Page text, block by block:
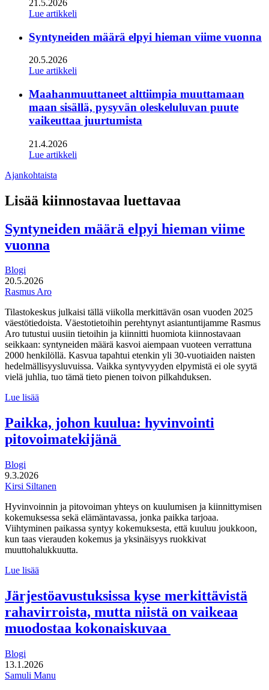
21.5.2026
Lue artikkeli
Syntyneiden määrä elpyi hieman viime vuonna
20.5.2026
Lue artikkeli
Maahanmuuttaneet alttiimpia muuttamaan
maan sisällä, pysyvän oleskeluluvan puute
vaikeuttaa juurtumista
21.4.2026
Lue artikkeli
Ajankohtaista
Lisää kiinnostavaa luettavaa
Syntyneiden määrä elpyi hieman viime
vuonna
Blogi
20.5.2026
Rasmus Aro
Tilastokeskus julkaisi tällä viikolla merkittävän osan vuoden 2025
väestötiedoista. Väestotietoihin perehtynyt asiantuntijamme Rasmus
Aro tutustui uusiin tietoihin ja kiinnitti huomiota kiinnostavaan
seikkaan: syntyneiden määrä kasvoi aiempaan vuoteen verrattuna
2000 henkilöllä. Kasvua tapahtui etenkin yli 30-vuotiaiden naisten
hedelmällisyysluvuissa. Vaikka syntyvyyden elpymistä ei ole syytä
vielä juhlia, tuo tämä tieto pienen toivon pilkahduksen.
Lue lisää
elpyi
hieman
viime
Paikka, johon kuulua: hyvinvointi
pitovoimatekijänä
Blogi
9.3.2026
Kirsi Siltanen
Hyvinvoinnin ja pitovoiman yhteys on kuulumisen ja kiinnittymisen
kokemuksessa sekä elämäntavassa, jonka paikka tarjoaa.
Viihtyminen paikassa syntyy kokemuksesta, että kuuluu joukkoon,
kun taas vierauden kokemus ja yksinäisyys ruokkivat
muuttohalukkuutta.
Lue lisää
kuulua:
hyvinvointi
pitovoimatekijänä
Järjestöavustuksissa kyse merkittävistä
rahavirroista, mutta niistä on vaikeaa
muodostaa kokonaiskuvaa
Blogi
13.1.2026
Samuli Manu